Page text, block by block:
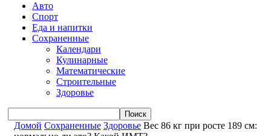
Авто
Спорт
Еда и напитки
Сохраненные
Календари
Кулинарные
Математические
Строительные
Здоровье
Домой Сохраненные Здоровье Вес 86 кг при росте 189 см: